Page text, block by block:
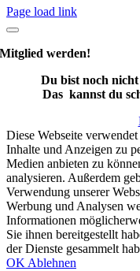
Page load link
Mitglied werden!
Du bist noch
Das kannst du
Diese Webseite
Inhalte und Anzeigen zu
Medien anbieten zu
analysieren. Außerdem
Verwendung unserer
Werbung und Analysen
Informationen
Sie ihnen bereitgestellt
der Dienste gesammelt
OK Ablehnen